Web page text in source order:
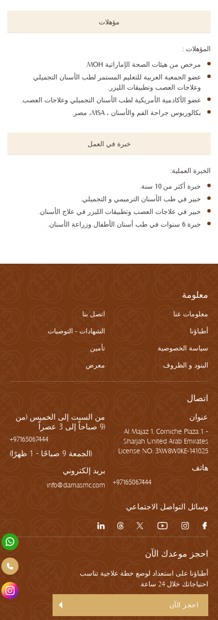
مؤهلات
المؤهلات :
مرخص من هيئات الصحة الإماراتية MOH
عضو الجمعية العربية للتعليم المستمر لطب الأسنان التجميلي
وعلاجات العصب وتطبيقات الليزر.
عضو الأكادمية الأمريكية لطب الأسنان التجميلي وعلاجات العصب.
بكالوريوس جراحة الفم والأسنان ، MSA، مصر.
خبرة في العمل
الخبرة العملية:
خبرة أكثر من 10 سنة.
خبير في طب الأسنان الترميمي و التجميلي.
خبير في علاجات العصب وتطبيقات الليزر في علاج الأسنان.
خبرة 6 سنوات في طب أسنان الأطفال وزراعة الأسنان.
معلومة
معلومات عنا
أطباؤنا
سياسة الخصوصية
البنود و الظروف
اتصل بنا
الشهادات - التوصيات
تأمين
معرض
اتصال
عنوان
Al Majaz 1, Corniche Plaza 1 -
Sharjah United Arab Emirates
License NO: 3XW8W0KE-141025
هاتف
+97165067444
من السبت إلى الخميس (من
9 صباحاً إلى 3 عصراً)
+97165067444
(الجمعة 9 صباحًا - 1 ظهرًا)
بريد إلكتروني
info@damasmc.com
وسائل التواصل الاجتماعي
احجز موعدك الآن
أطباؤنا على استعداد لوضع خطة علاجية تناسب
احتياجاتك خلال 24 ساعة.
احجز الآن